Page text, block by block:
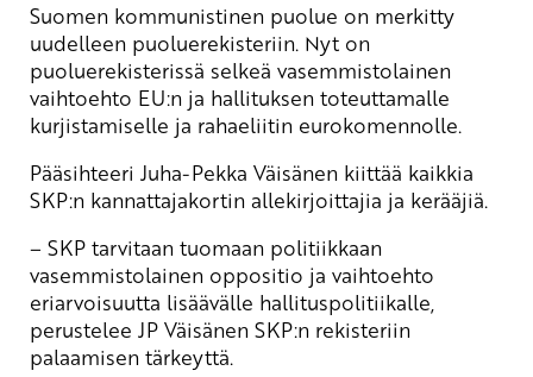
Suomen kommunistinen puolue on merkitty
uudelleen puoluerekisteriin. Nyt on
puoluerekisterissä selkeä vasemmistolainen
vaihtoehto EU:n ja hallituksen toteuttamalle
kurjistamiselle ja rahaeliitin eurokomennolle.
Pääsihteeri Juha-Pekka Väisänen kiittää kaikkia
SKP:n kannattajakortin allekirjoittajia ja kerääjiä.
– SKP tarvitaan tuomaan politiikkaan
vasemmistolainen oppositio ja vaihtoehto
eriarvoisuutta lisäävälle hallituspolitiikalle,
perustelee JP Väisänen SKP:n rekisteriin
palaamisen tärkeyttä.